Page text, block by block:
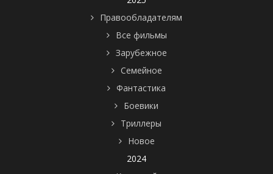
Правообладателям
Все фильмы
Зарубежное
Семейное
Фантастика
Боевики
Триллеры
Новое
2024